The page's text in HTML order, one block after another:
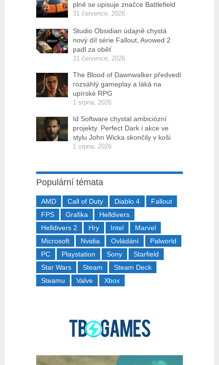
plně se upisuje značce Battlefield
31 července, 2026
Studio Obsidian údajně chystá
nový díl série Fallout, Avowed 2
padl za oběť
31 července, 2026
The Blood of Dawnwalker předvedl
rozsáhlý gameplay a láká na
upírské RPG
1 srpna, 2026
Id Software chystal ambiciózní
projekty. Perfect Dark i akce ve
stylu John Wicka skončily v koši
1 srpna, 2026
Populární témata
AMD Call of Duty Diablo 4
Fallout
FPS
Grafika
Helldivers
Helldivers 2
Hry Intel
Marvel
Microsoft
Nvidia Ovládání
Palworld
PC
Playstation Sony
Starfield
Star Wars
Steam
Steam Deck
Steamu
Valve Xbox